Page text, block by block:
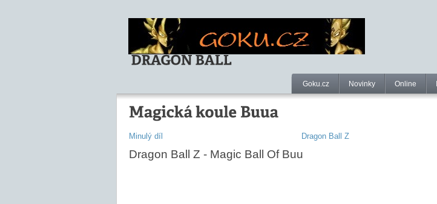
Goku.cz Novinky Online
Minulý díl Dragon Ball Z
Dragon Ball Z - Magic Ball Of Buu